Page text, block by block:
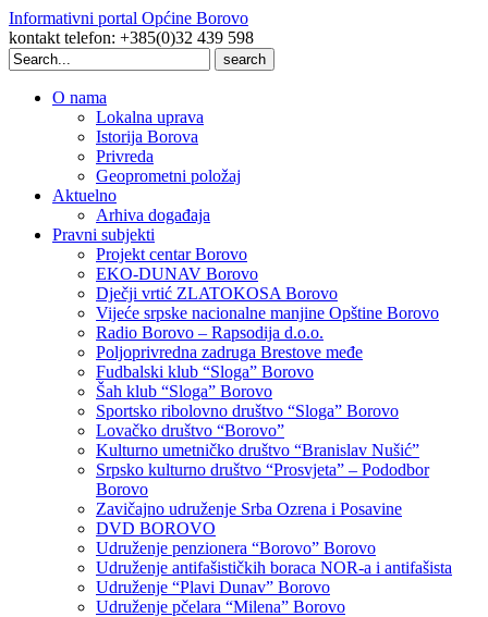
Informativni portal Općine Borovo
kontakt telefon: +385(0)32 439 598
Search
for:
O nama
Lokalna uprava
Istorija Borova
Privreda
Geoprometni položaj
Aktuelno
Arhiva događaja
Pravni subjekti
Projekt centar Borovo
EKO-DUNAV Borovo
Dječji vrtić ZLATOKOSA Borovo
Vijeće srpske nacionalne manjine Opštine Borovo
Radio Borovo – Rapsodija d.o.o.
Poljoprivredna zadruga Brestove međe
Fudbalski klub “Sloga” Borovo
Šah klub “Sloga” Borovo
Sportsko ribolovno društvo “Sloga” Borovo
Lovačko društvo “Borovo”
Kulturno umetničko društvo “Branislav Nušić”
Srpsko kulturno društvo “Prosvjeta” – Pododbor
Borovo
Zavičajno udruženje Srba Ozrena i Posavine
DVD BOROVO
Udruženje penzionera “Borovo” Borovo
Udruženje antifašističkih boraca NOR-a i antifašista
Udruženje “Plavi Dunav” Borovo
Udruženje pčelara “Milena” Borovo